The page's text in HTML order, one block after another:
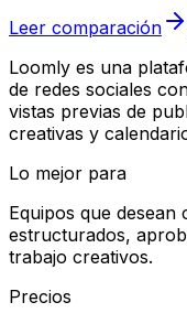
Leer comparación
Loomly es una
de redes sociales
vistas previas de
creativas y
Lo mejor para
Equipos que desean
estructurados,
trabajo creativos.
Precios